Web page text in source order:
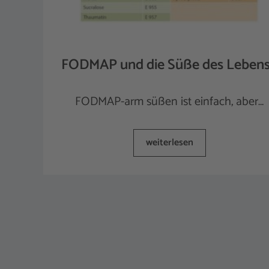
FODMAP und die Süße des
FODMAP-arm süßen ist einfach, aber…
weiterlesen